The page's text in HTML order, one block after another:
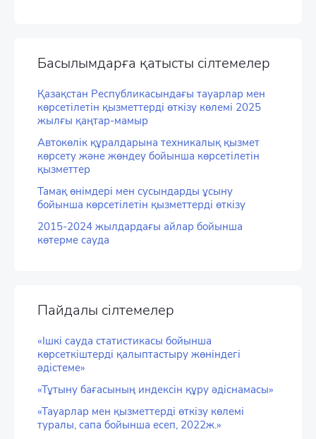
Басылымдарға қатысты сілтемелер
Қазақстан Республикасындағы тауарлар мен
көрсетілетін қызметтерді өткізу көлемі 2025
жылғы қаңтар-мамыр
Автокөлік құралдарына техникалық қызмет
көрсету және жөндеу бойынша көрсетілетін
қызметтер
Тамақ өнімдері мен сусындарды ұсыну
бойынша көрсетілетін қызметтерді өткізу
2015-2024 жылдардағы айлар бойынша
көтерме сауда
Пайдалы сілтемелер
«Ішкі сауда статистикасы бойынша
көрсеткіштерді қалыптастыру жөніндегі
әдістеме»
«Тұтыну бағасының индексін құру әдіснамасы»
«Тауарлар мен қызметтерді өткізу көлемі
туралы, сапа бойынша есеп, 2022ж.»